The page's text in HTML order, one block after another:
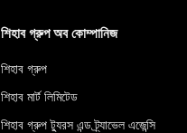
শিহাব গ্রুপ অব কোম্পানিজ
শিহাব গ্রুপ
শিহাব মার্ট লিমিটেড
শিহাব গ্রুপ ট্যুরস এন্ড ট্র্যাভেল এজেন্সি